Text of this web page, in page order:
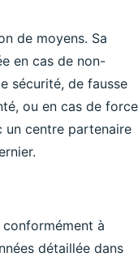
de moyens. Sa
en cas de non-
sécurité, de fausse
ou en cas de force
un centre partenaire
à
détaillée dans